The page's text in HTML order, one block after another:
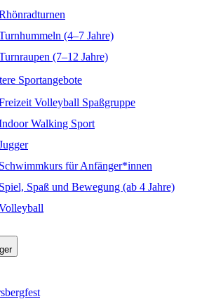
(4–7 Jahre)
(7–12 Jahre)
Sportangebote
Volleyball Spaßgruppe
Walking Sport
Schwimmkurs für Anfänger*innen
Spiel, Spaß und Bewegung (ab 4 Jahre)